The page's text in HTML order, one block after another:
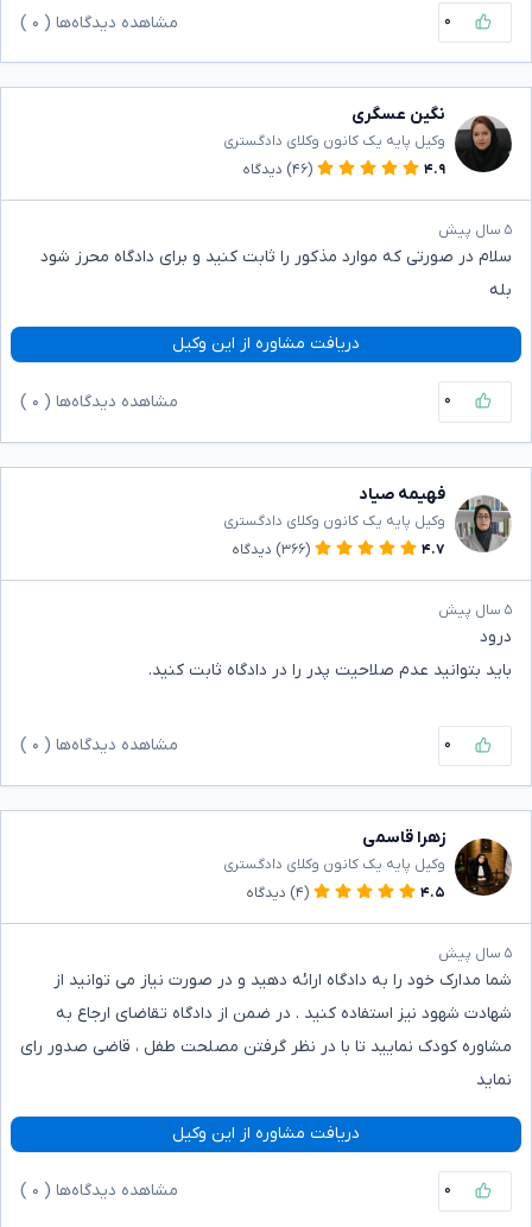
۰ مشاهده دیدگاه‌ها ( ۰
نگین عسگری
وکیل پایه یک کانون وکلای دادگستری
۴.۹
(۴۶) دیدگاه
۵ سال پیش
سلام در صورتی که موارد مذکور را ثابت کنید و برای دادگاه محرز شود
بله
دریافت مشاوره از این وکیل
۰ مشاهده دیدگاه‌ها ( ۰
فهیمه صیاد
وکیل پایه یک کانون وکلای دادگستری
۴.۷
(۳۶۶) دیدگاه
۵ سال پیش
درود
باید بتوانید عدم صلاحیت پدر را در دادگاه ثابت کنید.
۰ مشاهده دیدگاه‌ها ( ۰
زهرا قاسمی
وکیل پایه یک کانون وکلای دادگستری
۴.۵
(۴) دیدگاه
۵ سال پیش
شما مدارک خود را به دادگاه ارائه دهید و در صورت نیاز می توانید از
شهادت شهود نیز استفاده کنید . در ضمن از دادگاه تقاضای ارجاع به
مشاوره کودک نمایید تا با در نظر گرفتن مصلحت طفل ، قاضی صدور رای
نماید
دریافت مشاوره از این وکیل
۰ مشاهده دیدگاه‌ها ( ۰